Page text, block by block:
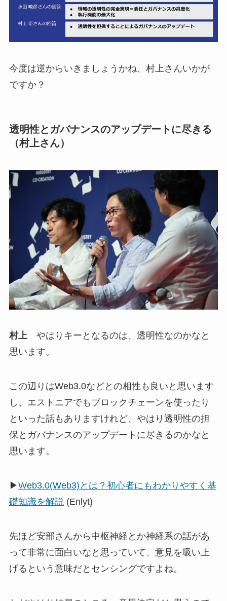
今度は逆からいきましょうかね、村上さんいかが
ですか？
透明性とガバナンスのアップデートに尽きる
（村上さん）
村上やはりキーとなるのは、透明性なのかなと
思います。
この辺りはWeb3.0などとの相性も良いと思います
し、エストニアでもブロックチェーンを使ったり
といった話もありますけれど、やはり透明性の担
保とガバナンスのアップデートに尽きるのかなと
思います。
▶Web3.0(Web3)とは？初心者にもわかりやすく基
礎知識を解説(Enlyt)
先ほど安部さんから中枢神経とか神経系の話があ
って非常に面白いなと思っていて、意見を吸い上
げるという意味だとセンシングですよね。